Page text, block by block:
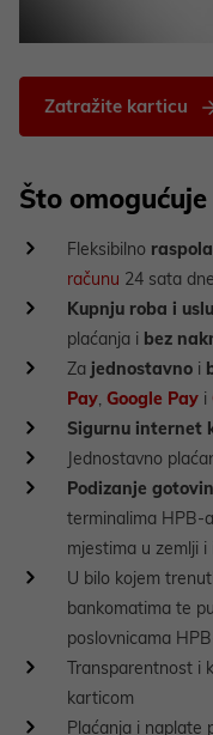
Zatražite karticu
Što
Fleksibilno
računu 24 sata
Kupnju roba i
plaćanja i bez
Za jednostavno i
Pay, Google Pay i
Sigurnu internet
Jednostavno
Podizanje
terminalima HPB-
mjestima u zemlji i
U bilo kojem
bankomatima te
poslovnicama
Transparentnost i
karticom
Plaćanja i naplate